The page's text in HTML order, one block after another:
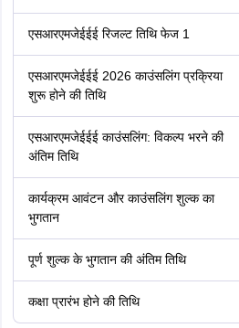
एसआरएमजेईईई रिजल्ट तिथि फेज 1
एसआरएमजेईईई 2026 काउंसलिंग प्रक्रिया
शुरू होने की तिथि
एसआरएमजेईईई काउंसलिंग: विकल्प भरने की
अंतिम तिथि
कार्यक्रम आवंटन और काउंसलिंग शुल्क का
भुगतान
पूर्ण शुल्क के भुगतान की अंतिम तिथि
कक्षा प्रारंभ होने की तिथि